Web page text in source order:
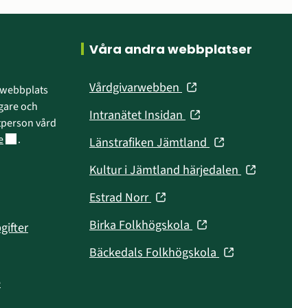
och
vård
Länk till annan webbplats.
.
Våra andra webbplatser
Vårdgivarwebben (öppnas
nytt
fönster)
Intranätet Insidan (öppnas
nytt
fönster)
Länstrafiken Jämtland (öppnas
nytt
Kultur i Jämtland härjedalen (öppnas
Estrad Norr (öppnas
nytt
fönster)
Birka Folkhögskola (öppnas
nytt
Bäckedals Folkhögskola (öppnas